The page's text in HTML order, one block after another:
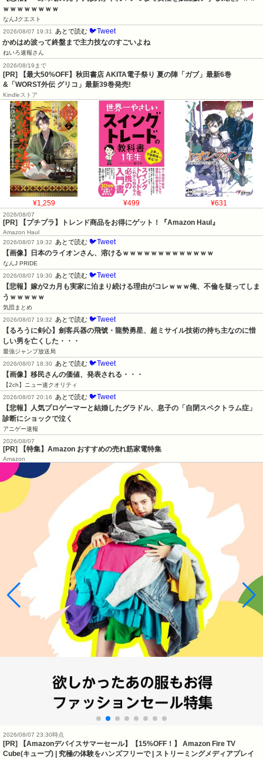
ｗｗｗｗｗｗｗｗ
なんJクエスト
2026/08/07 19:31
あとで読む 🐦Tweet
かめはめ波って終盤まで主力技なのすごいよね
ねいろ速報さん
2026/08/19まで
[PR] 【最大50%OFF】秋田書店 AKITA電子祭り 夏の陣「ガブ」最新6巻
&「WORST外伝 グリコ」最新39巻発売!
Kindleストア
¥1,259 ¥499 ¥631
2026/08/07
[PR] 【プチプラ】トレンド商品をお得にゲット！『Amazon Haul』
Amazon Haul
2026/08/07 19:32
あとで読む 🐦Tweet
【画像】日本のライオンさん、溶けるｗｗｗｗｗｗｗｗｗｗｗｗｗ
なんJ PRIDE
2026/08/07 19:30
あとで読む 🐦Tweet
【悲報】嫁が2カ月も実家に泊まり続ける理由がコレｗｗｗ俺、不倫を疑ってしま
うｗｗｗｗｗ
気団まとめ
2026/08/07 19:32
あとで読む 🐦Tweet
【るろうに剣心】劍客兵器の飛號・龍勢勇星、超ミサイル技術の持ち主なのに惜
しい男を亡くした・・・
最強ジャンプ放送局
2026/08/07 18:30
あとで読む 🐦Tweet
【画像】移民さんの価値、発表される・・・
【2ch】ニュー速クオリティ
2026/08/07 20:16
あとで読む 🐦Tweet
【悲報】人気プロゲーマーと結婚したグラドル、息子の「自閉スペクトラム症」
診断にショックで泣く
アニゲー速報
2026/08/07
[PR] 【特集】Amazon おすすめの売れ筋家電特集
Amazon
2026/08/07 23:30時点
[PR] 【Amazonデバイスサマーセール】【15%OFF！】 Amazon Fire TV
Cube(キューブ) | 究極の体験をハンズフリーで | ストリーミングメディアプレイ